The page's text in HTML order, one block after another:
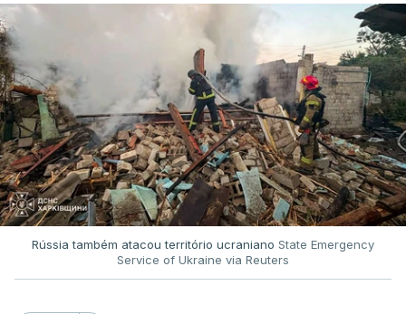
Rússia também atacou território ucraniano State Emergency
Service of Ukraine via Reuters